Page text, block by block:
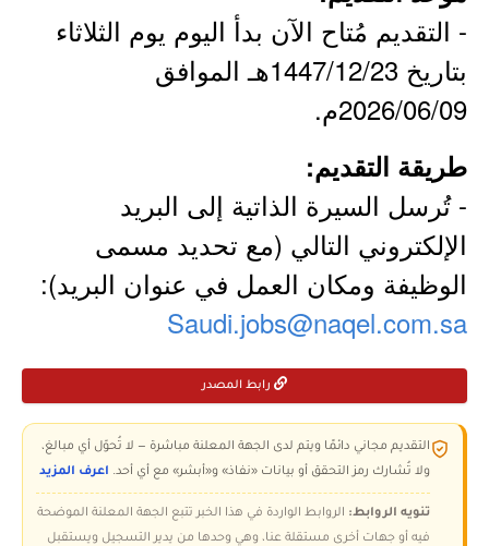
- التقديم مُتاح الآن بدأ اليوم يوم الثلاثاء
بتاريخ 1447/12/23هـ الموافق
2026/06/09م.
طريقة التقديم:
- تُرسل السيرة الذاتية إلى البريد
الإلكتروني التالي (مع تحديد مسمى
الوظيفة ومكان العمل في عنوان البريد):
Saudi.jobs@naqel.com.sa
رابط المصدر
التقديم مجاني دائمًا ويتم لدى الجهة المعلنة مباشرة — لا تُحوّل أي مبالغ،
ولا تُشارك رمز التحقق أو بيانات «نفاذ» و«أبشر» مع أي أحد. اعرف المزيد
تنويه الروابط: الروابط الواردة في هذا الخبر تتبع الجهة المعلنة الموضحة
فيه أو جهات أخرى مستقلة عنا، وهي وحدها من يدير التسجيل ويستقبل